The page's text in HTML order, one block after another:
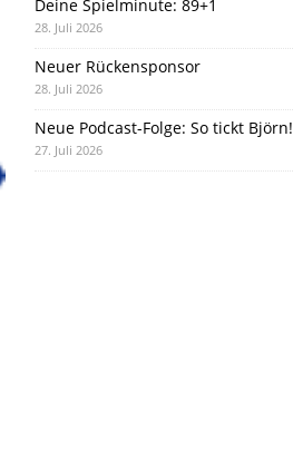
Deine Spielminute: 89+1
28. Juli 2026
Neuer Rückensponsor
28. Juli 2026
Neue Podcast-Folge: So tickt Björn!
27. Juli 2026